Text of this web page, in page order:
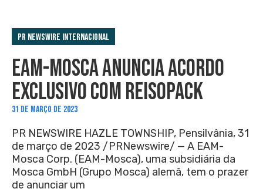
PR Newswire Internacional
EAM-MOSCA ANUNCIA ACORDO
EXCLUSIVO COM REISOPACK
31 DE MARÇO DE 2023
PR NEWSWIRE HAZLE TOWNSHIP, Pensilvânia, 31
de março de 2023 /PRNewswire/ — A EAM-
Mosca Corp. (EAM-Mosca), uma subsidiária da
Mosca GmbH (Grupo Mosca) alemã, tem o prazer
de anunciar um